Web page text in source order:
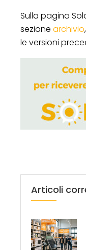
Sulla pagina
sezione archivio
le versioni
Articoli